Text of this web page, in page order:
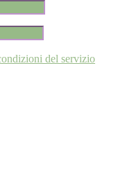
del servizio